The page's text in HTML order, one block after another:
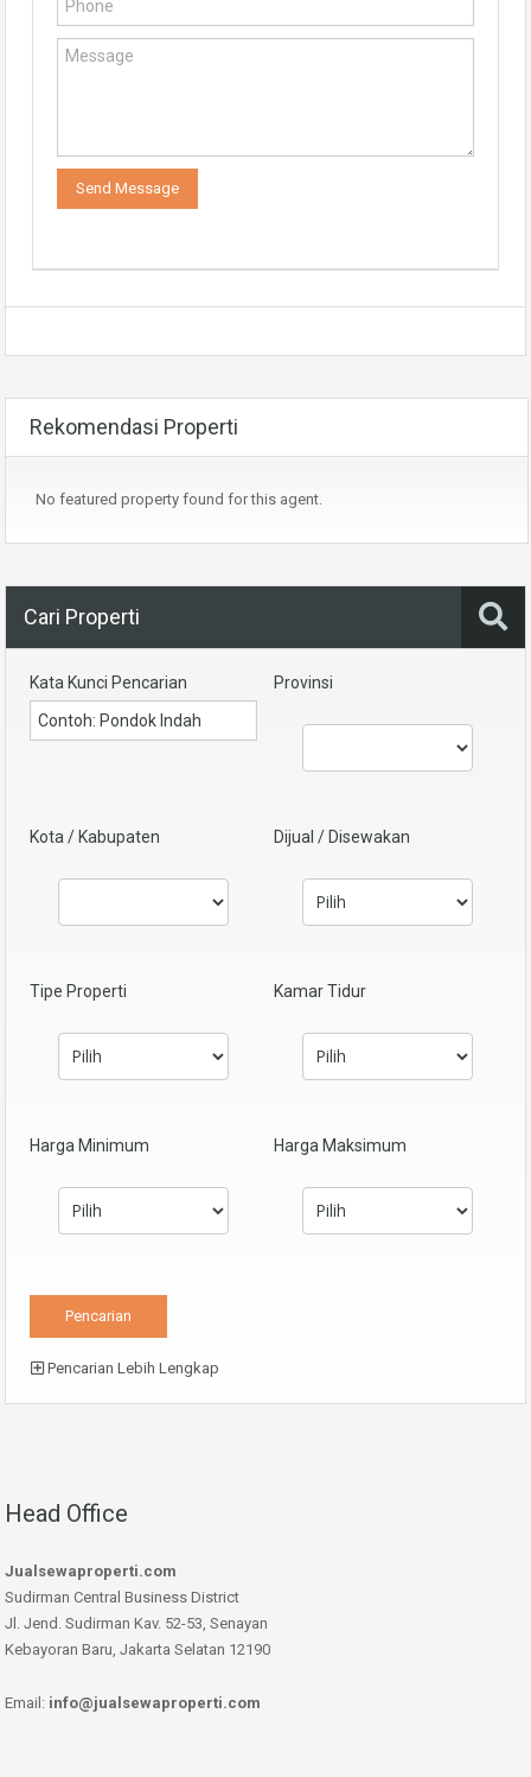
Rekomendasi Properti
No featured property found for this agent.
Cari Properti
Kata Kunci Pencarian Provinsi
Kota / Kabupaten Dijual / Disewakan
Tipe Properti Kamar Tidur
Harga Minimum Harga Maksimum
Pencarian Lebih Lengkap
Head Office
Jualsewaproperti.com
Sudirman Central Business District
Jl. Jend. Sudirman Kav. 52-53, Senayan
Kebayoran Baru, Jakarta Selatan 12190
Email: info@jualsewaproperti.com